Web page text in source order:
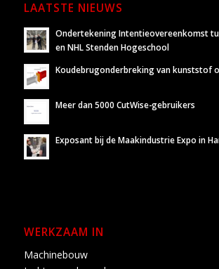
LAATSTE NIEUWS
Ondertekening Intentieovereenkomst
en NHL Stenden Hogeschool
Koudebrugonderbreking van kunststof
Meer dan 5000 CutWise-gebruikers
Exposant bij de Maakindustrie Expo in
WERKZAAM IN
Machinebouw